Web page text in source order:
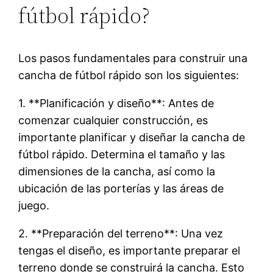
fútbol rápido?
Los pasos fundamentales para construir una
cancha de fútbol rápido son los siguientes:
1. **Planificación y diseño**: Antes de
comenzar cualquier construcción, es
importante planificar y diseñar la cancha de
fútbol rápido. Determina el tamaño y las
dimensiones de la cancha, así como la
ubicación de las porterías y las áreas de
juego.
2. **Preparación del terreno**: Una vez
tengas el diseño, es importante preparar el
terreno donde se construirá la cancha. Esto